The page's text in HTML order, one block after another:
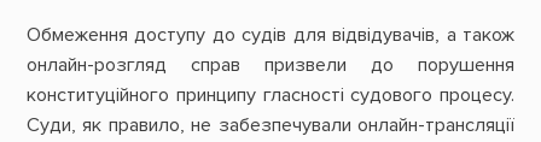
Обмеження доступу до судів для відвідувачів, а також
онлайн-розгляд справ призвели до порушення
конституційного принципу гласності судового процесу.
Суди, як правило, не забезпечували онлайн-трансляції